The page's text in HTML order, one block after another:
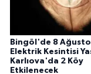
Bingöl'de 8
Elektrik Kesintisi
Karlıova'da 2 Köy
Etkilenecek